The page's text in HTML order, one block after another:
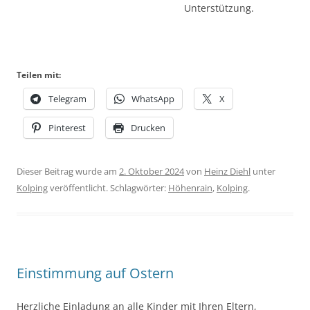
Unterstützung.
Teilen mit:
Telegram WhatsApp X
Pinterest Drucken
Dieser Beitrag wurde am 2. Oktober 2024von Heinz Diehl unter
Kolpingveröffentlicht. Schlagwörter: Höhenrain, Kolping.
Einstimmung auf Ostern
Herzliche Einladung an alle Kinder mit Ihren Eltern,